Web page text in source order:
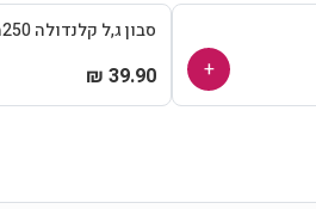
+
סבון ג,ל קלנדולה 250מ
39.90 ₪